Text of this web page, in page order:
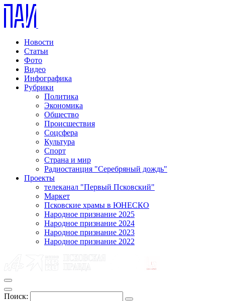
Новости
Статьи
Фото
Видео
Инфографика
Рубрики
Политика
Экономика
Общество
Происшествия
Соцсфера
Культура
Спорт
Страна и мир
Радиостанция "Серебряный дождь"
Проекты
телеканал "Первый Псковский"
Маркет
Псковские храмы в ЮНЕСКО
Народное признание 2025
Народное признание 2024
Народное признание 2023
Народное признание 2022
Поиск: